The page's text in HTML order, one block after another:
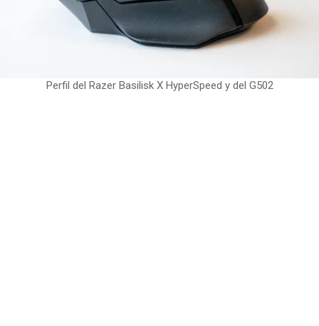
Perfil del Razer Basilisk X HyperSpeed y del G502